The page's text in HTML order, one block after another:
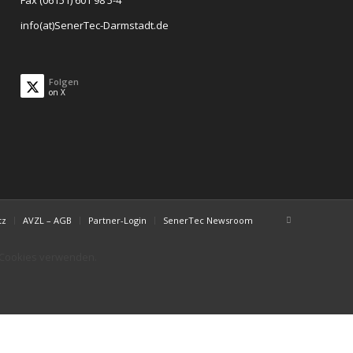
info(at)SenerTec-Darmstadt.de
Folgen
on X
AVZL – AGB Partner-Login SenerTec Newsroom